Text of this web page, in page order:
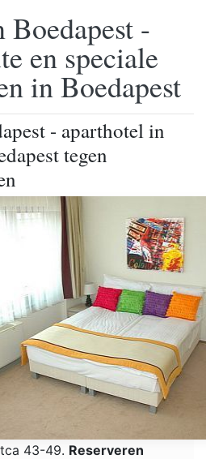
-
en speciale
in Boedapest
- aparthotel in
tegen
43-49. Reserveren